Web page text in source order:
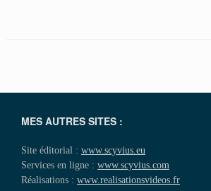
MES AUTRES SITES :
Site éditorial : www.scyvius.eu
Services en ligne : www.scyvius.com
Réalisations : www.realisationsvideos.fr